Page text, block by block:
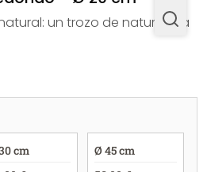
un trozo de naturaleza
cm Ø 45 cm